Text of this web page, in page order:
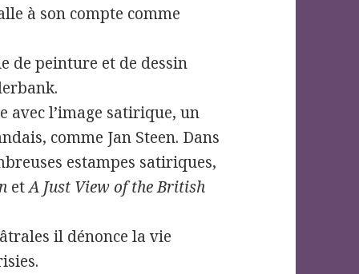
à son compte comme
de peinture et de dessin
avec l’image satirique, un
comme Jan Steen. Dans
estampes satiriques,
etA Just View of the British
il dénonce la vie